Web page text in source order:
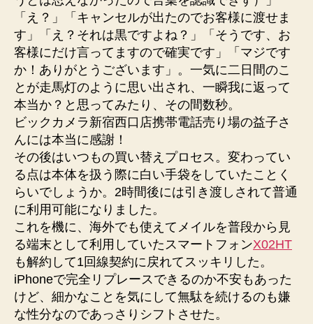
「え？」「キャンセルが出たのでお客様に渡せま
す」「え？それは黒ですよね？」「そうです、お
客様にだけ言ってますので確実です」「マジです
か！ありがとうございます」。一気に二日間のこ
とが走馬灯のように思い出され、一瞬我に返って
本当か？と思ってみたり、その間数秒。
ビックカメラ新宿西口店携帯電話売り場の益子さ
んには本当に感謝！
その後はいつもの買い替えプロセス。変わってい
る点は本体を扱う際に白い手袋をしていたことく
らいでしょうか。2時間後には引き渡しされて普通
に利用可能になりました。
これを機に、海外でも使えてメイルを普段から見
る端末として利用していたスマートフォンX02HT
も解約して1回線契約に戻れてスッキリした。
iPhoneで完全リプレースできるのか不安もあった
けど、細かなことを気にして無駄を続けるのも嫌
な性分なのであっさりシフトさせた。